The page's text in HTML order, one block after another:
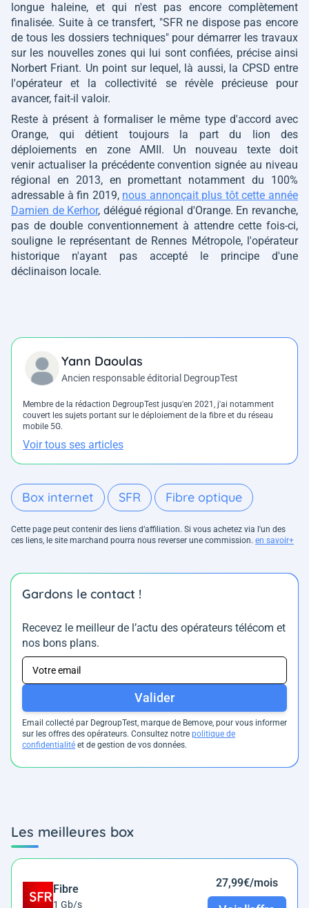
longue haleine, et qui n'est pas encore complètement
finalisée. Suite à ce transfert, "SFR ne dispose pas encore
de tous les dossiers techniques"pour démarrer les travaux
sur les nouvelles zones qui lui sont confiées, précise ainsi
Norbert Friant. Un point sur lequel, là aussi, la CPSD entre
l'opérateur et la collectivité se révèle précieuse pour
avancer, fait-il valoir.
Reste à présent à formaliser le même type d'accord avec
Orange, qui détient toujours la part du lion des
déploiements en zone AMII. Un nouveau texte doit
venir actualiser la précédente convention signée au niveau
régional en 2013, en promettant notamment du 100%
adressable à fin 2019, nous annonçait plus tôt cette année
Damien de Kerhor, délégué régional d'Orange. En revanche,
pas de double conventionnement à attendre cette fois-ci,
souligne le représentant de Rennes Métropole, l'opérateur
historique n'ayant pas accepté le principe d'une
déclinaison locale.
Yann Daoulas
Ancien responsable éditorial DegroupTest
Membre de la rédaction DegroupTest jusqu'en 2021, j'ai notamment
couvert les sujets portant sur le déploiement de la fibre et du réseau
mobile 5G.
Voir tous ses articles
Box internet SFR Fibre optique
Cette page peut contenir des liens d’affiliation. Si vous achetez via l'un des
ces liens, le site marchand pourra nous reverser une commission. en savoir+
Gardons le contact !
Recevez le meilleur de l’actu des opérateurs télécom et
nos bons plans.
Valider
Email collecté par DegroupTest, marque de Bemove, pour vous informer
sur les offres des opérateurs. Consultez notre politique de
confidentialité et de gestion de vos données.
Les meilleures box
Fibre
1 Gb/s
27,99€/mois